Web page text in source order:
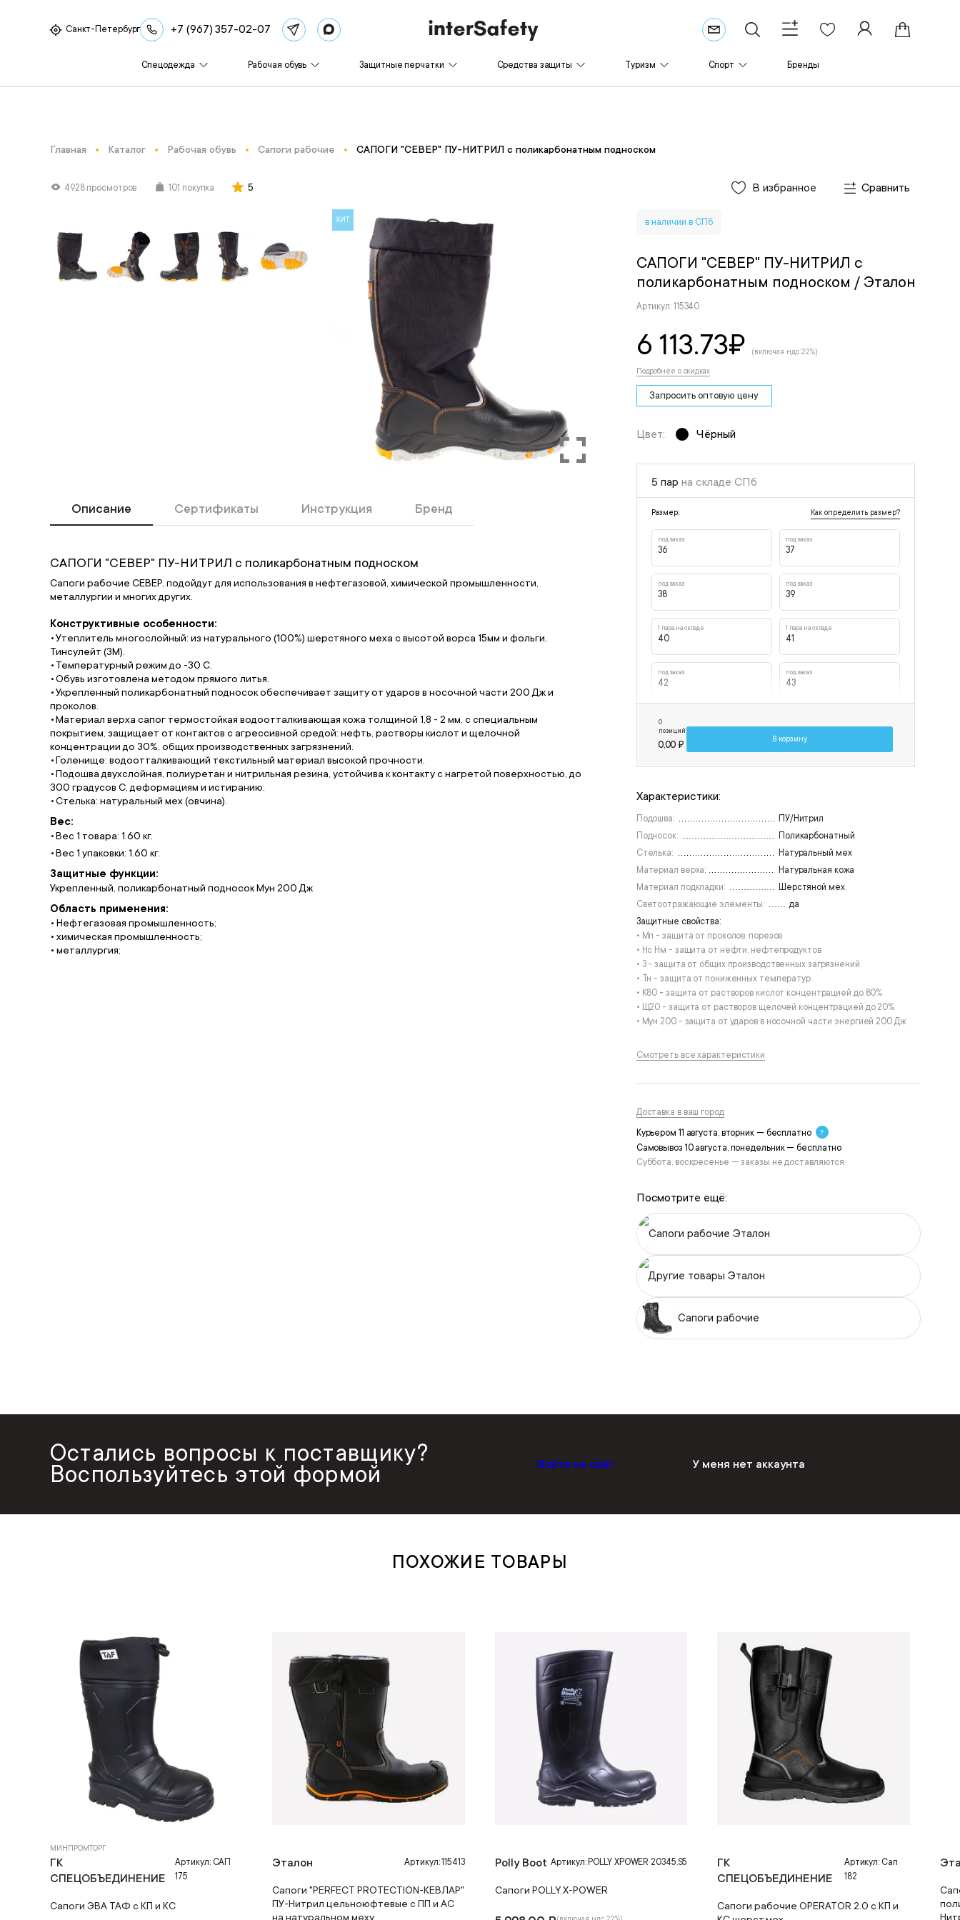
Санкт-Петербург +7 (967) 357-02-07
Спецодежда Рабочая обувь Защитные перчатки Средства защиты Туризм Спорт Бренды
Главная Каталог Рабочая обувь Сапоги рабочие САПОГИ "СЕВЕР" ПУ-НИТРИЛ с поликарбонатным подноском
4928 просмотров 101 покупка 5 В избранное Сравнить
ХИТ
Описание Сертификаты Инструкция Бренд
САПОГИ "СЕВЕР" ПУ-НИТРИЛ с поликарбонатным подноском
Сапоги рабочие СЕВЕР, подойдут для использования в нефтегазовой, химической промышленности,
металлургии и многих других.
Конструктивные особенности:
Утеплитель многослойный: из натурального (100%) шерстяного меха с высотой ворса 15мм и фольги,
Тинсулейт (ЗМ).
Температурный режим до -30 С.
Обувь изготовлена методом прямого литья.
Укрепленный поликарбонатный подносок обеспечивает защиту от ударов в носочной части 200 Дж и
проколов.
Материал верха сапог термостойкая водоотталкивающая кожа толщиной 1,8 - 2 мм, с специальным
покрытием, защищает от контактов с агрессивной средой: нефть, растворы кислот и щелочной
концентрации до 30%, общих производственных загрязнений.
Голенище: водоотталкивающий текстильный материал высокой прочности.
Подошва двухслойная, полиуретан и нитрильная резина, устойчива к контакту с нагретой поверхностью, до
300 градусов С, деформациям и истиранию.
Стелька: натуральный мех (овчина).
Вес:
Вес 1 товара: 1.60 кг.
Вес 1 упаковки: 1.60 кг.
Защитные функции:
Укрепленный, поликарбонатный подносок Мун 200 Дж
Область применения:
• Нефтегазовая промышленность;
• химическая промышленность;
• металлургия;
в наличии в СПб
САПОГИ "СЕВЕР" ПУ-НИТРИЛ с
поликарбонатным подноском / Эталон
Артикул: 115340
6 113.73₽ (включая ндс 22%)
Подробнее о скидках
Запросить оптовую цену
Цвет: Чёрный
5 пар на складе СПб
Размер: Как определить размер?
под заказ
36
под заказ
37
под заказ
38
под заказ
39
1 пара на складе
40
1 пара на складе
41
под заказ
42
под заказ
43
44 45
48
0
позиций
0,00 ₽
В корзину
Характеристики:
Подошва:
ПУ/Нитрил
Подносок:
Поликарбонатный
Стелька:
Натуральный мех
Материал верха:
Натуральная кожа
Материал подкладки:
Шерстяной мех
Светоотражающие элементы:
да
Защитные свойства:
• Мп - защита от проколов, порезов
• Нс Нм - защита от нефти, нефтепродуктов
• З - защита от общих производственных загрязнений
• Тн - защита от пониженных температур
• К80 - защита от растворов кислот концентрацией до 80%
• Щ20 - защита от растворов щелочей концентрацией до 20%
• Мун 200 - защита от ударов в носочной части энергией 200 Дж
Смотреть все характеристики
Доставка в ваш город
Курьером 11 августа, вторник — бесплатно
Самовывоз 10 августа, понедельник — бесплатно
Суббота, воскресенье — заказы не доставляются
Посмотрите ещё:
Сапоги рабочие Эталон
Другие товары Эталон
Сапоги рабочие
Остались вопросы к поставщику?
Воспользуйтесь этой формой
Войти на сайт У меня нет аккаунта
ПОХОЖИЕ ТОВАРЫ
МИНПРОМТОРГ
ГК
СПЕЦОБЪЕДИНЕНИЕ
Артикул: САП
175
Сапоги ЭВА ТАФ с КП и КС
Эталон Артикул: 115413
Сапоги "PERFECT PROTECTION-КЕВЛАР"
ПУ-Нитрил цельноюфтевые с ПП и АС
на натуральном меху
Polly Boot Артикул: POLLY XPOWER 20345.S5
Сапоги POLLY X-POWER
ГК
СПЕЦОБЪЕДИНЕНИЕ
Артикул: Сап
182
Сапоги рабочие OPERATOR 2.0 с КП и